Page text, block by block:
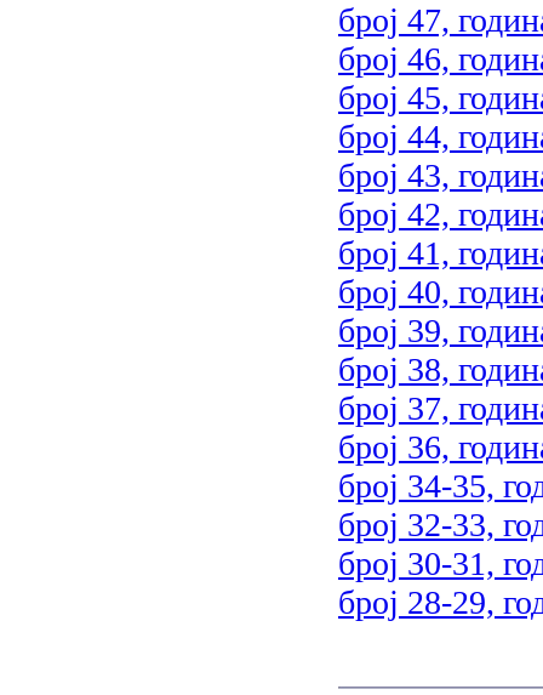
број 47,
број 46,
број 45,
број 44,
број 43,
број 42,
број 41,
број 40,
број 39,
број 38,
број 37,
број 36,
број 34-35,
број 32-33,
број 30-31,
број 28-29,